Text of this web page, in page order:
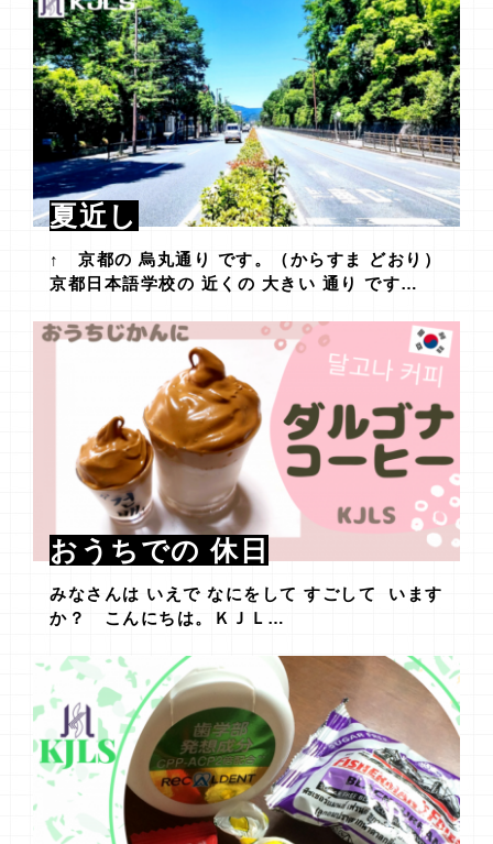
夏近し
↑ 京都の 烏丸通り です。（からすま どおり）
京都日本語学校の 近くの 大きい 通り です…
おうちでの 休日
みなさんは いえで なにをして すごして います
か？ こんにちは。ＫＪＬ…